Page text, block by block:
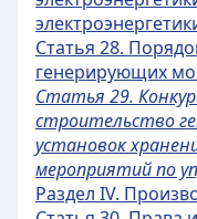
Статья 28.
генерирующих
Статья 29.
строительство
установок
мероприятий по
Раздел IV.